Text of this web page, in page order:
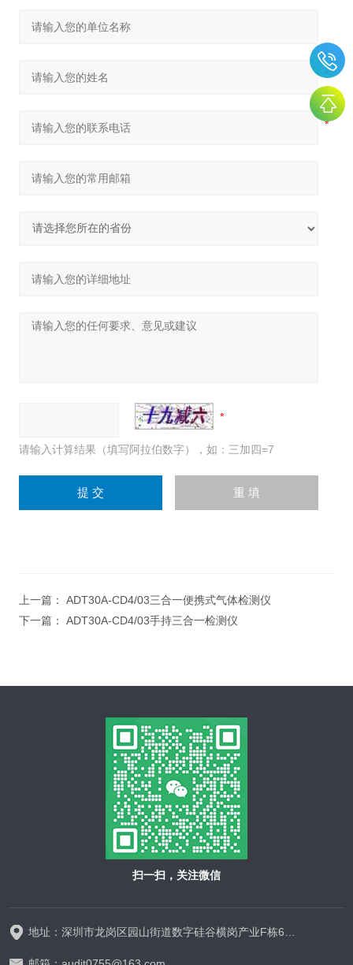
请输入计算结果（填写阿拉伯数字），如：三加四=7
上一篇： ADT30A-CD4/03三合一便携式气体检测仪
下一篇： ADT30A-CD4/03手持三合一检测仪
扫一扫，关注微信
地址：深圳市龙岗区园山街道数字硅谷横岗产业F栋628-629